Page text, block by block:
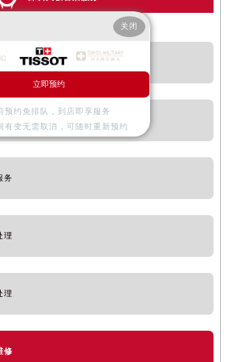
维修
务
理
理
修
关闭
立即预约
预约免排队，到店即享服务
有变无需取消，可随时重新预约